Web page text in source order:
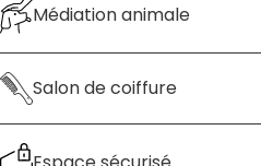
Médiation animale
Salon de coiffure